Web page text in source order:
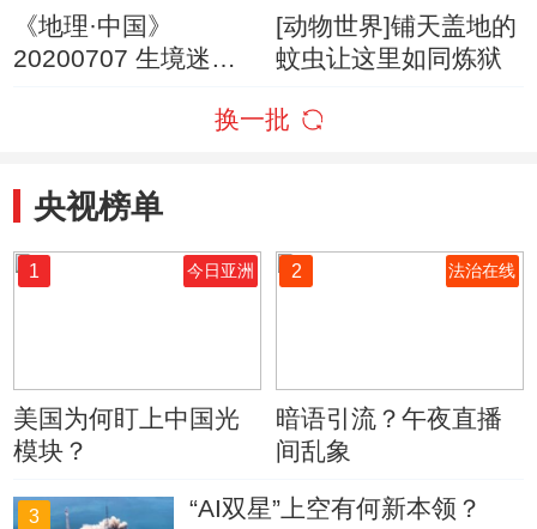
《地理·中国》
20200707 生境迷踪·
[动物世界]铺天盖地的
蚊虫让这里如同炼狱
换一批
央视榜单
1 今日亚洲
美国为何盯上中国光
模块？
2 法治在线
暗语引流？午夜直播
间乱象
3 “AI双星”上空有何新本领？